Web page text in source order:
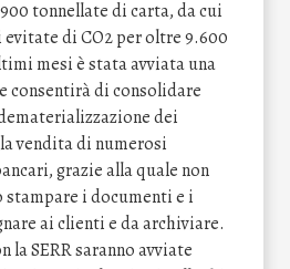
tonnellate di carta, da cui
di CO2 per oltre 9.600
mesi è stata avviata una
consentirà di consolidare
dei
vendita di numerosi
grazie alla quale non
stampare i documenti e i
ai clienti e da archiviare.
la SERR saranno avviate